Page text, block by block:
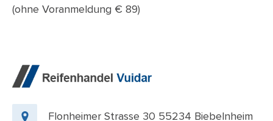
(ohne Voranmeldung € 89)
Flonheimer Strasse 30 55234 Biebelnheim